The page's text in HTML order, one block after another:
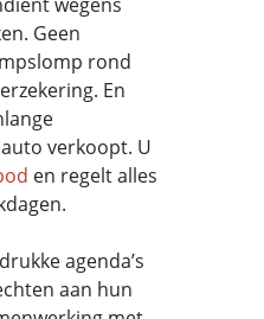
Geen
rond
En
verkoopt. U
en regelt alles
agenda’s
aan hun